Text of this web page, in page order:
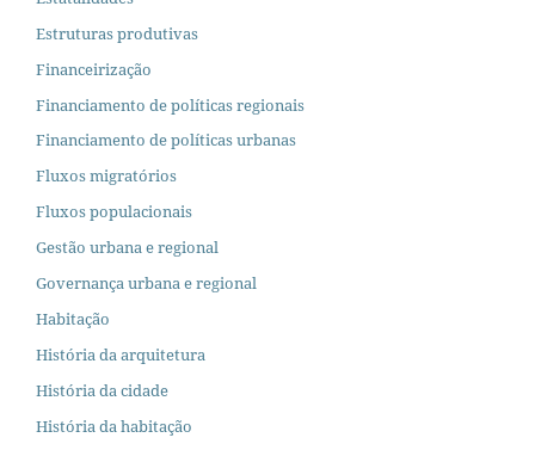
Estruturas produtivas
Financeirização
Financiamento de políticas regionais
Financiamento de políticas urbanas
Fluxos migratórios
Fluxos populacionais
Gestão urbana e regional
Governança urbana e regional
Habitação
História da arquitetura
História da cidade
História da habitação